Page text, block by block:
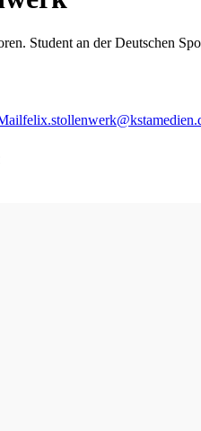
Student an der Deutschen